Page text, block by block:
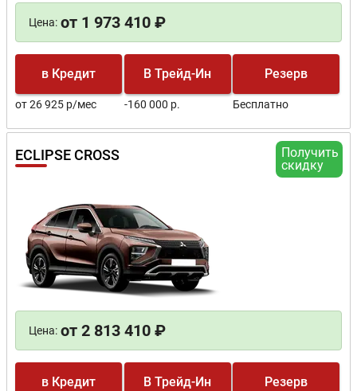
Цена: от 1 973 410 ₽
в Кредит
от 26 925 р/мес
В Трейд-Ин
-160 000 р.
Резерв
Бесплатно
Получить
скидку
ECLIPSE CROSS
Цена: от 2 813 410 ₽
в Кредит В Трейд-Ин Резерв